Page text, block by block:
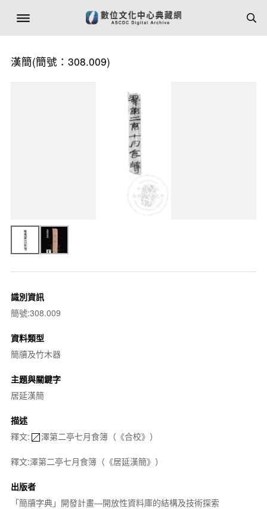
漢簡(簡號：308.009)
識別資訊
簡號:308.009
資料類型
簡牘及竹木器
主題與關鍵字
居延漢簡
描述
釋文:
澤第二亭七月食簿（《合校》）
釋文:澤第二亭七月食簿（《居延漢簡》）
出版者
「簡牘字典」開發計畫—開放性資料庫的結構及技術探索